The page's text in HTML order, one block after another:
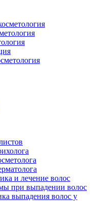
и лечение волос
при выпадении волос
выпадения волос у